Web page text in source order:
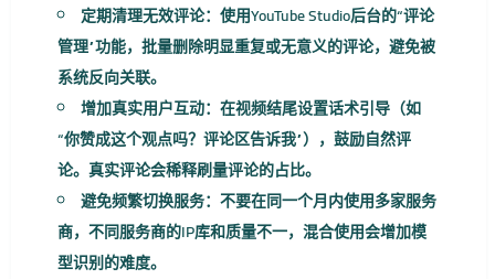
定期清理无效评论：使用YouTube Studio后台的“评论
管理”功能，批量删除明显重复或无意义的评论，避免被
系统反向关联。
增加真实用户互动：在视频结尾设置话术引导（如
“你赞成这个观点吗？评论区告诉我”），鼓励自然评
论。真实评论会稀释刷量评论的占比。
避免频繁切换服务：不要在同一个月内使用多家服务
商，不同服务商的IP库和质量不一，混合使用会增加模
型识别的难度。